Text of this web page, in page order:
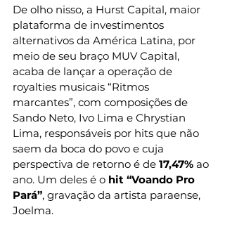
De olho nisso, a Hurst Capital, maior
plataforma de investimentos
alternativos da América Latina, por
meio de seu braço MUV Capital,
acaba de lançar a operação de
royalties musicais “Ritmos
marcantes”, com composições de
Sando Neto, Ivo Lima e Chrystian
Lima, responsáveis por hits que não
saem da boca do povo e cuja
perspectiva de retorno é de 17,47% ao
ano. Um deles é o hit “Voando Pro
Pará”, gravação da artista paraense,
Joelma.